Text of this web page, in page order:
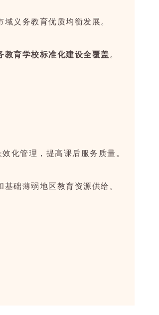
义务教育优质均衡发展。
教育学校标准化建设全覆盖。
化管理，提高课后服务质量。
础薄弱地区教育资源供给。